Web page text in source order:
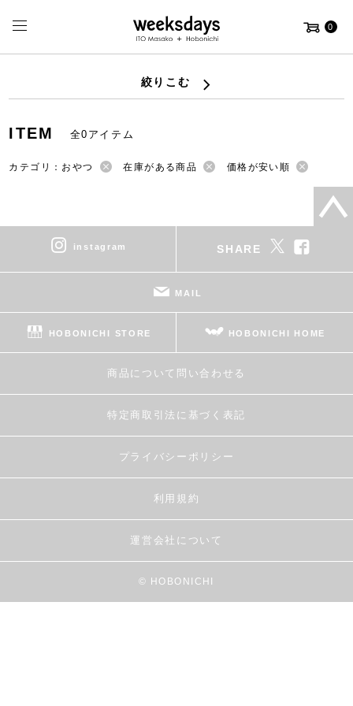
0
絞りこむ
ITEM 全0アイテム
カテゴリ：おやつ 在庫がある商品 価格が安い順
instagram SHARE
MAIL
HOBONICHI STORE HOBONICHI HOME
商品について問い合わせる
特定商取引法に基づく表記
プライバシーポリシー
利用規約
運営会社について
© HOBONICHI